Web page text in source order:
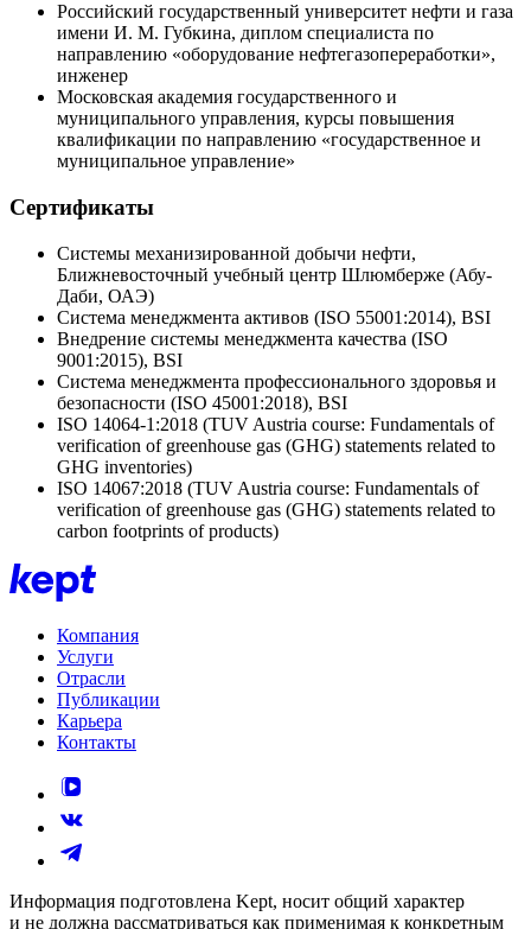
Российский государственный университет нефти и газа
имени И. М. Губкина, диплом специалиста по
направлению «оборудование нефтегазопереработки»,
инженер
Московская академия государственного и
муниципального управления, курсы повышения
квалификации по направлению «государственное и
муниципальное управление»
Сертификаты
Системы механизированной добычи нефти,
Ближневосточный учебный центр Шлюмберже (Абу-
Даби, ОАЭ)
Система менеджмента активов (ISO 55001:2014), BSI
Внедрение системы менеджмента качества (ISO
9001:2015), BSI
Система менеджмента профессионального здоровья и
безопасности (ISO 45001:2018), BSI
ISO 14064-1:2018 (TUV Austria course: Fundamentals of
verification of greenhouse gas (GHG) statements related to
GHG inventories)
ISO 14067:2018 (TUV Austria course: Fundamentals of
verification of greenhouse gas (GHG) statements related to
carbon footprints of products)
Компания
Услуги
Отрасли
Публикации
Карьера
Контакты
Информация подготовлена Kept, носит общий характер
и не должна рассматриваться как применимая к конкретным